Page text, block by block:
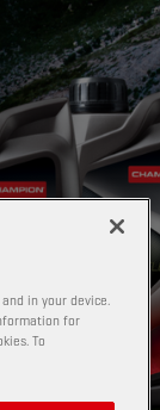
in your device.
for
To